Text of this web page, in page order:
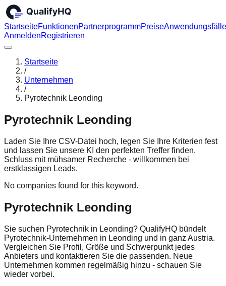
StartseiteFunktionenPartnerprogrammPreiseAnwendungsfälle
AnmeldenRegistrieren
Startseite
/
Unternehmen
/
Pyrotechnik Leonding
Pyrotechnik Leonding
Laden Sie Ihre CSV-Datei hoch, legen Sie Ihre Kriterien fest
und lassen Sie unsere KI den perfekten Treffer finden.
Schluss mit mühsamer Recherche - willkommen bei
erstklassigen Leads.
No companies found for this keyword.
Pyrotechnik Leonding
Sie suchen Pyrotechnik in Leonding? QualifyHQ bündelt
Pyrotechnik-Unternehmen in Leonding und in ganz Austria.
Vergleichen Sie Profil, Größe und Schwerpunkt jedes
Anbieters und kontaktieren Sie die passenden. Neue
Unternehmen kommen regelmäßig hinzu - schauen Sie
wieder vorbei.